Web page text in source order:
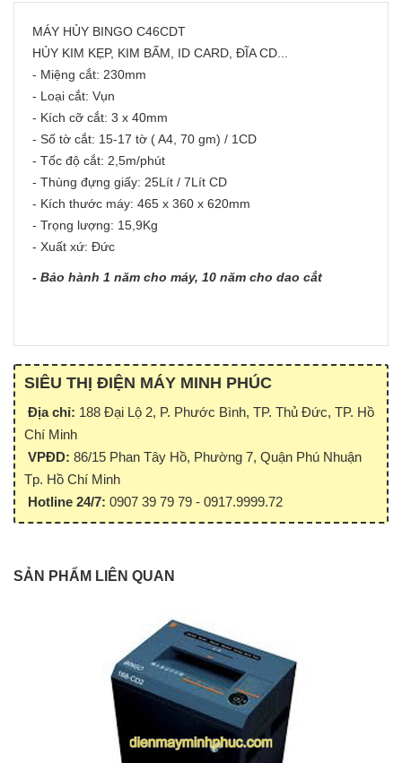
MÁY HỦY BINGO C46CDT
HỦY KIM KẸP, KIM BẤM, ID CARD, ĐĨA CD...
- Miệng cắt: 230mm
- Loại cắt: Vụn
- Kích cỡ cắt: 3 x 40mm
- Số tờ cắt: 15-17 tờ ( A4, 70 gm) / 1CD
- Tốc độ cắt: 2,5m/phút
- Thùng đựng giấy: 25Lít / 7Lít CD
- Kích thước máy: 465 x 360 x 620mm
- Trọng lượng: 15,9Kg
- Xuất xứ: Đức
- Bảo hành 1 năm cho máy, 10 năm cho dao cắt
SIÊU THỊ ĐIỆN MÁY MINH PHÚC
Địa chỉ: 188 Đại Lộ 2, P. Phước Bình, TP. Thủ Đức, TP. Hồ
Chí Minh
VPĐD: 86/15 Phan Tây Hồ, Phường 7, Quận Phú Nhuận
Tp. Hồ Chí Minh
Hotline 24/7: 0907 39 79 79 - 0917.9999.72
SẢN PHẨM LIÊN QUAN